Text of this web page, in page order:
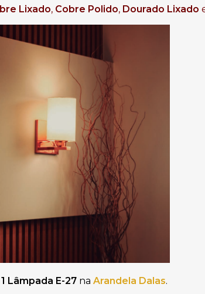
Lixado, Cobre Polido, Dourado Lixado
1 Lâmpada E-27 na Arandela Dalas.